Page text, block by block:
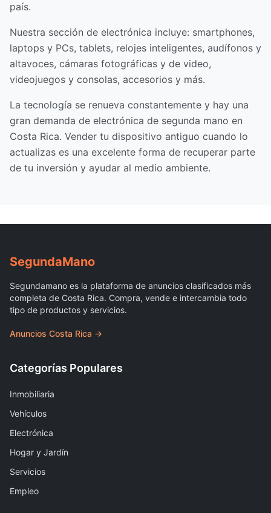
país.
Nuestra sección de electrónica incluye: smartphones,
laptops y PCs, tablets, relojes inteligentes, audífonos y
altavoces, cámaras fotográficas y de video,
videojuegos y consolas, accesorios y más.
La tecnología se renueva constantemente y hay una
gran demanda de electrónica de segunda mano en
Costa Rica. Vender tu dispositivo antiguo cuando lo
actualizas es una excelente forma de recuperar parte
de tu inversión y ayudar al medio ambiente.
SegundaMano
Segundamano es la plataforma de anuncios clasificados más
completa de Costa Rica. Compra, vende e intercambia todo
tipo de productos y servicios.
Anuncios Costa Rica →
Categorías Populares
Inmobiliaria
Vehículos
Electrónica
Hogar y Jardín
Servicios
Empleo